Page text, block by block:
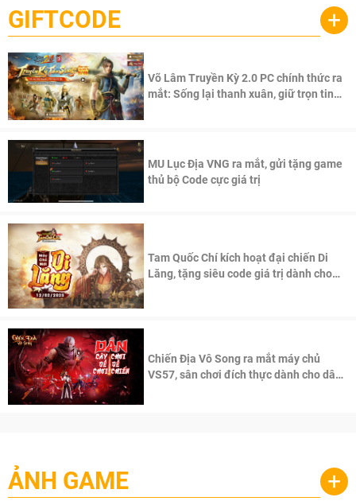
cầu, theo giấy phép chính thức từ công ty game Nhật Bản
Pocketpair, Inc.
GIFTCODE +
Võ Lâm Truyền Kỳ 2.0 PC chính thức ra
mắt: Sống lại thanh xuân, giữ trọn tinh
MU Lục Địa VNG ra mắt, gửi tặng game
thủ bộ Code cực giá trị
Tam Quốc Chí kích hoạt đại chiến Di
Lăng, tặng siêu code giá trị dành cho
Chiến Địa Vô Song ra mắt máy chủ
VS57, sân chơi đích thực dành cho dân
ẢNH GAME +